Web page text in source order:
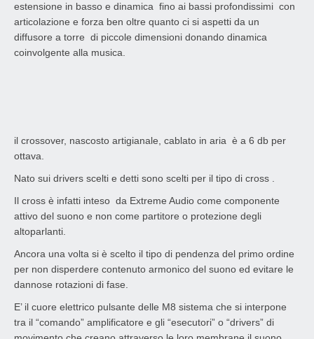
estensione in basso e dinamica fino ai bassi profondissimi con
articolazione e forza ben oltre quanto ci si aspetti da un
diffusore a torre di piccole dimensioni donando dinamica
coinvolgente alla musica.
il crossover, nascosto artigianale, cablato in aria è a 6 db per
ottava.
Nato sui drivers scelti e detti sono scelti per il tipo di cross .
Il cross è infatti inteso da Extreme Audio come componente
attivo del suono e non come partitore o protezione degli
altoparlanti.
Ancora una volta si è scelto il tipo di pendenza del primo ordine
per non disperdere contenuto armonico del suono ed evitare le
dannose rotazioni di fase.
E’ il cuore elettrico pulsante delle M8 sistema che si interpone
tra il “comando” amplificatore e gli “esecutori” o “drivers” di